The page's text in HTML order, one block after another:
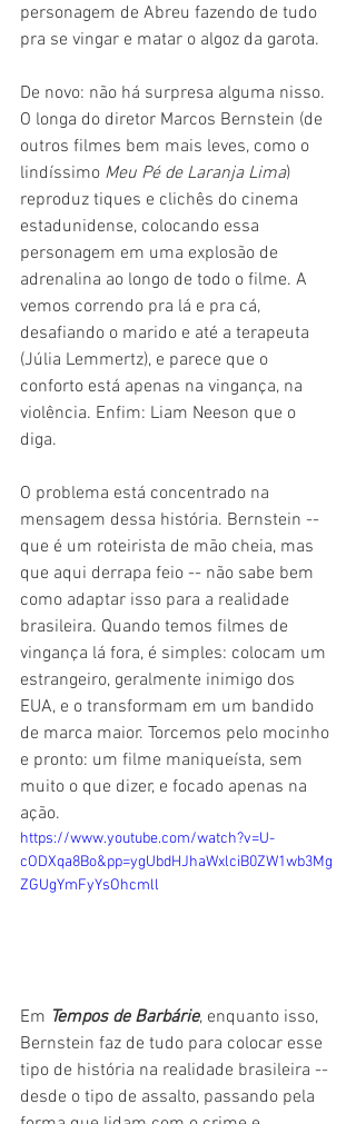
personagem de Abreu fazendo de tudo
pra se vingar e matar o algoz da garota.
De novo: não há surpresa alguma nisso.
O longa do diretor Marcos Bernstein (de
outros filmes bem mais leves, como o
lindíssimo Meu Pé de Laranja Lima)
reproduz tiques e clichês do cinema
estadunidense, colocando essa
personagem em uma explosão de
adrenalina ao longo de todo o filme. A
vemos correndo pra lá e pra cá,
desafiando o marido e até a terapeuta
(Júlia Lemmertz), e parece que o
conforto está apenas na vingança, na
violência. Enfim: Liam Neeson que o
diga.
O problema está concentrado na
mensagem dessa história. Bernstein --
que é um roteirista de mão cheia, mas
que aqui derrapa feio -- não sabe bem
como adaptar isso para a realidade
brasileira. Quando temos filmes de
vingança lá fora, é simples: colocam um
estrangeiro, geralmente inimigo dos
EUA, e o transformam em um bandido
de marca maior. Torcemos pelo mocinho
e pronto: um filme maniqueísta, sem
muito o que dizer, e focado apenas na
ação.
https://www.youtube.com/watch?v=U-
cODXqa8Bo&pp=ygUbdHJhaWxlciB0ZW1wb3Mg
ZGUgYmFyYsOhcmll
Em Tempos de Barbárie, enquanto isso,
Bernstein faz de tudo para colocar esse
tipo de história na realidade brasileira --
desde o tipo de assalto, passando pela